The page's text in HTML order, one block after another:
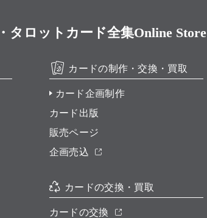
タロットカード全集Online Store
カードの制作・交換・買取
カード企画制作
カード出版
販売ページ
企画売込
カードの交換・買取
カードの交換